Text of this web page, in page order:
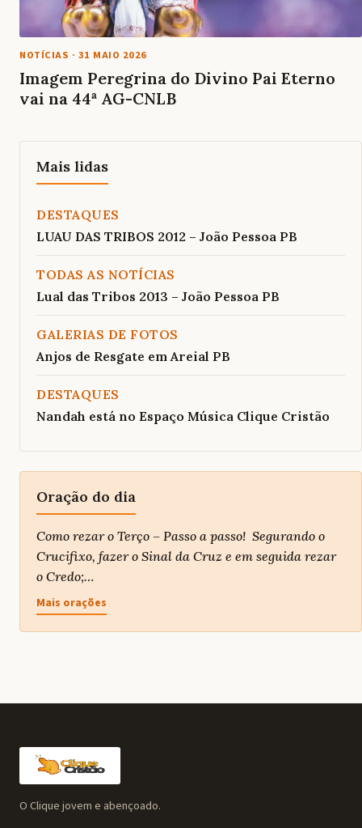
NOTÍCIAS · 31 MAIO 2026
Imagem Peregrina do Divino Pai Eterno
vai na 44ª AG-CNLB
Mais lidas
DESTAQUES
LUAU DAS TRIBOS 2012 – João Pessoa PB
TODAS AS NOTÍCIAS
Lual das Tribos 2013 – João Pessoa PB
GALERIAS DE FOTOS
Anjos de Resgate em Areial PB
DESTAQUES
Nandah está no Espaço Música Clique Cristão
Oração do dia
Como rezar o Terço – Passo a passo! Segurando o
Crucifixo, fazer o Sinal da Cruz e em seguida rezar
o Credo;…
Mais orações
O Clique jovem e abençoado.